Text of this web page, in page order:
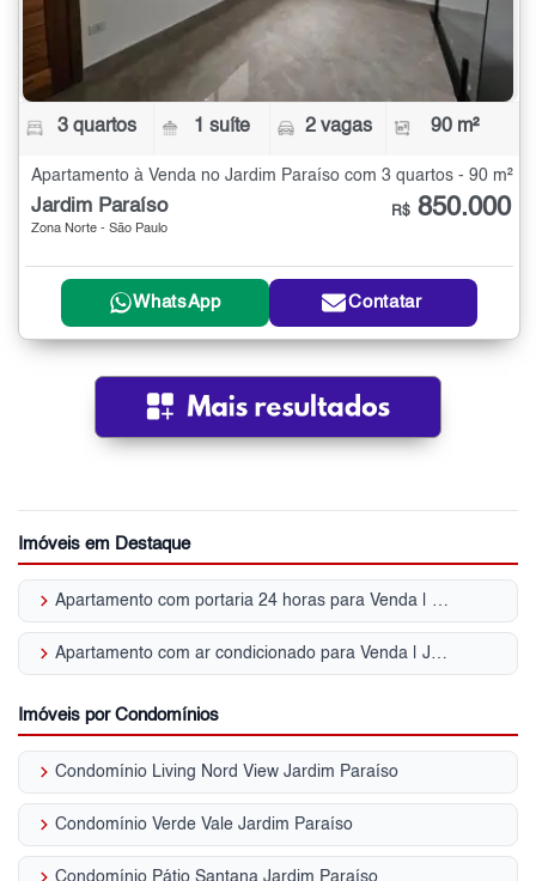
3 quartos 1 suíte 2 vagas 90 m²
Apartamento à Venda no Jardim Paraíso com 3 quartos - 90 m²
Jardim Paraíso
Zona Norte - São Paulo
R$ 850.000
WhatsApp Contatar
Imóveis em Destaque
keyboard_arrow_right Apartamento com portaria 24 horas para Venda | Jardim Paraíso
keyboard_arrow_right Apartamento com ar condicionado para Venda | Jardim Paraíso
Imóveis por Condomínios
keyboard_arrow_right Condomínio Living Nord View Jardim Paraíso
keyboard_arrow_right Condomínio Verde Vale Jardim Paraíso
Condomínio Pátio Santana Jardim Paraíso